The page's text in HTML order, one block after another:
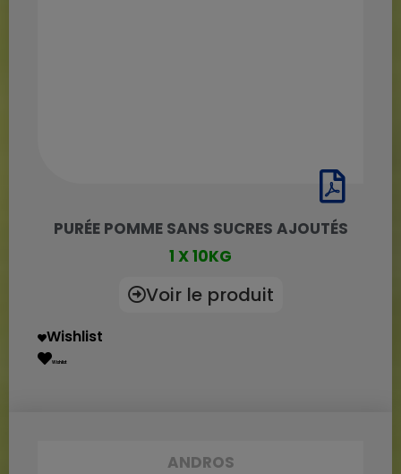
PURÉE POMME SANS SUCRES AJOUTÉS
1 X 10KG
Voir le produit
Wishlist
Wishlist
ANDROS